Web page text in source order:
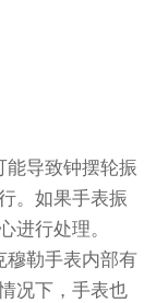
能导致钟摆轮振
。如果手表振
进行处理。
穆勒手表内部有
况下，手表也